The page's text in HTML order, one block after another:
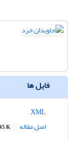
فایل ها
اصل مقاله
K